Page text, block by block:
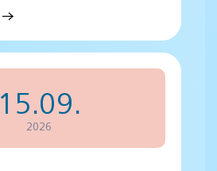
15.09.
2026